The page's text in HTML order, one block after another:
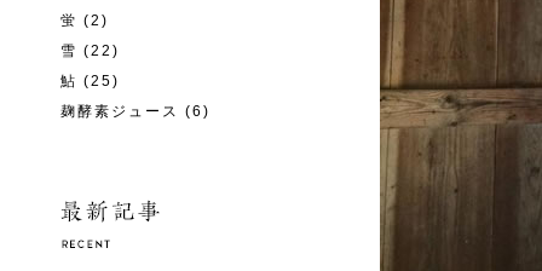
蛍 (2)
雪 (22)
鮎 (25)
麹酵素ジュース (6)